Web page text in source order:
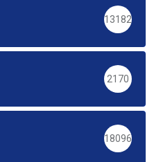
13182
2170
18096